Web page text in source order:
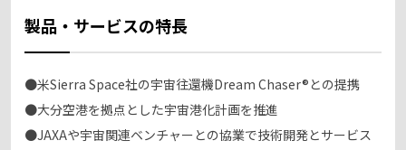
製品・サービスの特長
●米Sierra Space社の宇宙往還機Dream Chaser®との提携
●大分空港を拠点とした宇宙港化計画を推進
●JAXAや宇宙関連ベンチャーとの協業で技術開発とサービス